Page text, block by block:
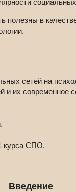
полезны в
сетей на
и их современное
курса СПО.
Введение